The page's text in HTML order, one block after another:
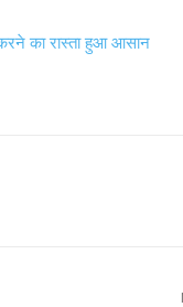
करने का रास्ता हुआ आसान